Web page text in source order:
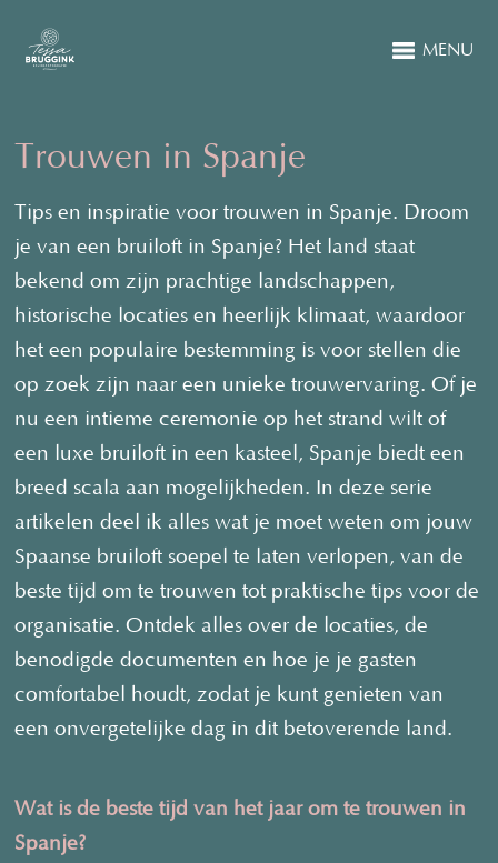
MENU
Trouwen in Spanje
Tips en inspiratie voor trouwen in Spanje. Droom
je van een bruiloft in Spanje? Het land staat
bekend om zijn prachtige landschappen,
historische locaties en heerlijk klimaat, waardoor
het een populaire bestemming is voor stellen die
op zoek zijn naar een unieke trouwervaring. Of je
nu een intieme ceremonie op het strand wilt of
een luxe bruiloft in een kasteel, Spanje biedt een
breed scala aan mogelijkheden. In deze serie
artikelen deel ik alles wat je moet weten om jouw
Spaanse bruiloft soepel te laten verlopen, van de
beste tijd om te trouwen tot praktische tips voor de
organisatie. Ontdek alles over de locaties, de
benodigde documenten en hoe je je gasten
comfortabel houdt, zodat je kunt genieten van
een onvergetelijke dag in dit betoverende land.
Wat is de beste tijd van het jaar om te trouwen in
Spanje?